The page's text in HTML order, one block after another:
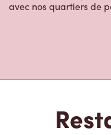
avec nos quartiers de